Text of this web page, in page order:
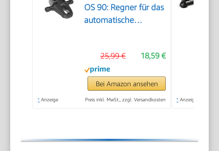
OS 90: Regner für das
automatische
Flächen bis 90 m²
einstellbar, Quick &
Easy
Verbindungstechnik
18,59 €
25,99 €
Bei Amazon ansehen
* Anzeige Preis inkl. MwSt., zzgl. Versandkosten * Anzeige